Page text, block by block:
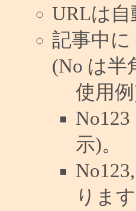
URLは
記事中
(No は半
使用
示)。
りま